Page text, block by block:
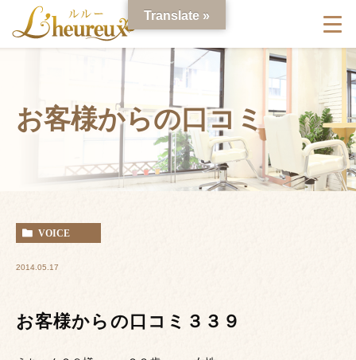
お客様からの口コミ
VOICE
2014.05.17
お客様からの口コミ３３９
Translate »